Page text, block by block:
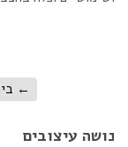
←
נושה עיצובים